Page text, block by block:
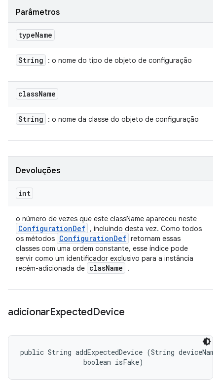
Parâmetros
typeName
String : o nome do tipo de objeto de configuração
className
String : o nome da classe do objeto de configuração
Devoluções
int
o número de vezes que este className apareceu neste
ConfigurationDef , incluindo desta vez. Como todos
os métodos ConfigurationDef retornam essas
classes com uma ordem constante, esse índice pode
servir como um identificador exclusivo para a instância
recém-adicionada de clasName .
adicionarExpectedDevice
public String addExpectedDevice (String
                boolean isFake)